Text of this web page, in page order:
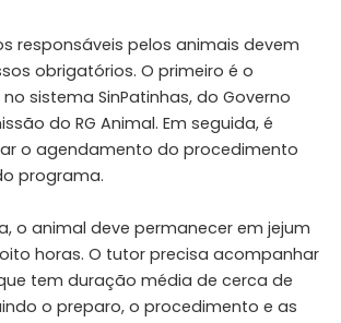
responsáveis pelos animais devem
obrigatórios. O primeiro é o
sistema SinPatinhas, do Governo
do RG Animal. Em seguida, é
o agendamento do procedimento
programa.
o animal deve permanecer em jejum
horas. O tutor precisa acompanhar
tem duração média de cerca de
o preparo, o procedimento e as